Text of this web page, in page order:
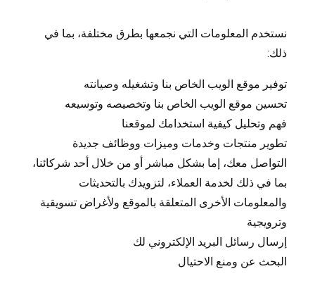
نستخدم المعلومات التي نجمعها بطرق مختلفة، بما في
ذلك:
توفير موقع الويب الخاص بنا وتشغيله وصيانته
تحسين موقع الويب الخاص بنا وتخصيصه وتوسيعه
فهم وتحليل كيفية استخدامك لموقعنا
تطوير منتجات وخدمات وميزات ووظائف جديدة
التواصل معك، إما بشكل مباشر أو من خلال أحد شركائنا،
بما في ذلك لخدمة العملاء، لتزويدك بالتحديثات
والمعلومات الأخرى المتعلقة بالموقع ولأغراض تسويقية
وترويجية
إرسال رسائل البريد الإلكتروني لك
البحث عن ومنع الاحتيال